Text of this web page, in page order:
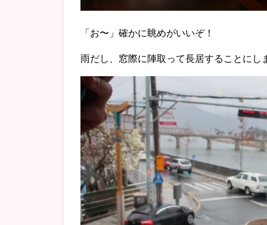
「お〜」確かに眺めがいいぞ！
雨だし、窓際に陣取って長居することにし